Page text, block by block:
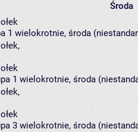
Środa
1 wielokrotnie, środa
,
1 wielokrotnie, środa
,
3 wielokrotnie, środa